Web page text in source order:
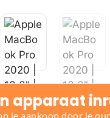
apparaat
je aankoop door je